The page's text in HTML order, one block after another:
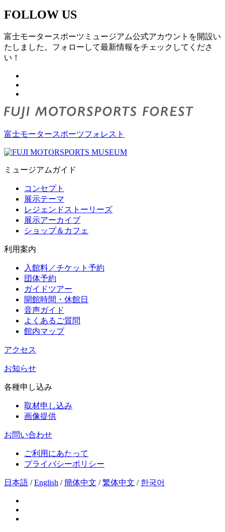
FOLLOW US
富士モータースポーツミュージアム公式アカウントを開設い
たしました。フォローして最新情報をチェックしてくださ
い！
富士モータースポーツフォレスト
ミュージアムガイド
コンセプト
展示テーマ
レジェンドストーリーズ
展示アーカイブ
ショップ＆カフェ
利用案内
入館料／チケット予約
団体予約
ガイドツアー
開館時間・休館日
音声ガイド
よくあるご質問
館内マップ
アクセス
お知らせ
各種申し込み
取材申し込み
画像提供
お問い合わせ
ご利用にあたって
プライバシーポリシー
日本語 /English /簡体中文 /繁体中文 / 한국어